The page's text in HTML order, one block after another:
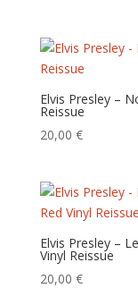
Elvis Presley –
Reissue
20,00 €
Elvis Presley –
Vinyl Reissue
20,00 €